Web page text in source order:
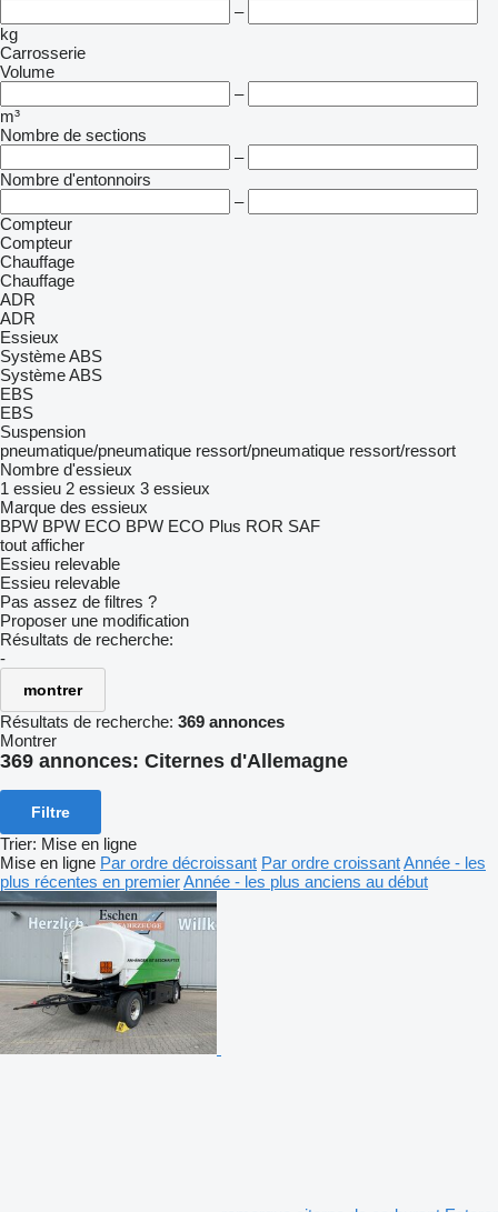
–
kg
Carrosserie
Volume
–
m³
Nombre de sections
–
Nombre d'entonnoirs
–
Compteur
Compteur
Chauffage
Chauffage
ADR
ADR
Essieux
Système ABS
Système ABS
EBS
EBS
Suspension
pneumatique/pneumatique ressort/pneumatique ressort/ressort
Nombre d'essieux
1 essieu 2 essieux 3 essieux
Marque des essieux
BPW BPW ECO BPW ECO Plus ROR SAF
tout afficher
Essieu relevable
Essieu relevable
Pas assez de filtres ?
Proposer une modification
Résultats de recherche:
-
montrer
Résultats de recherche: 369 annonces
Montrer
369 annonces: Citernes d'Allemagne
Filtre
Trier: Mise en ligne
Mise en ligne Par ordre décroissant Par ordre croissantAnnée - les
plus récentes en premierAnnée - les plus anciens au début